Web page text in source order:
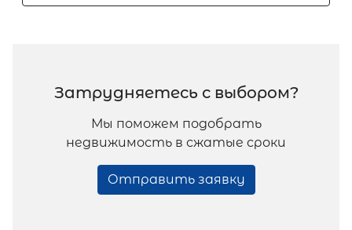
Затрудняетесь с выбором?
Мы поможем подобрать
недвижимость в сжатые сроки
Отправить заявку